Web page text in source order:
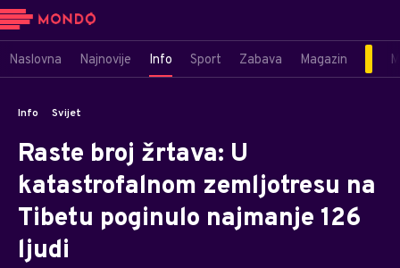
Naslovna Najnovije Info Sport Zabava Magazin
Info Svijet
Raste broj žrtava: U
katastrofalnom zemljotresu na
Tibetu poginulo najmanje 126
ljudi